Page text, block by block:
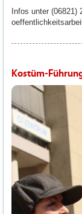
Infos unter (06821)
Kostüm-